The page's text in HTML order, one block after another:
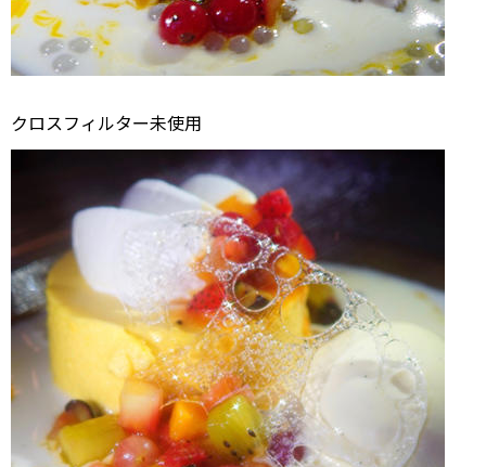
クロスフィルター未使用